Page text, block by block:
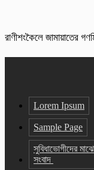
রাণীশংকৈলে জামায়াতের
Lorem Ipsum
Sample Page
সুবিধাভোগীদের
সংবাদ